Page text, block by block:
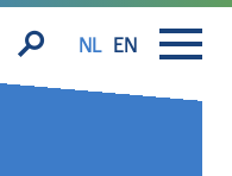
NL EN